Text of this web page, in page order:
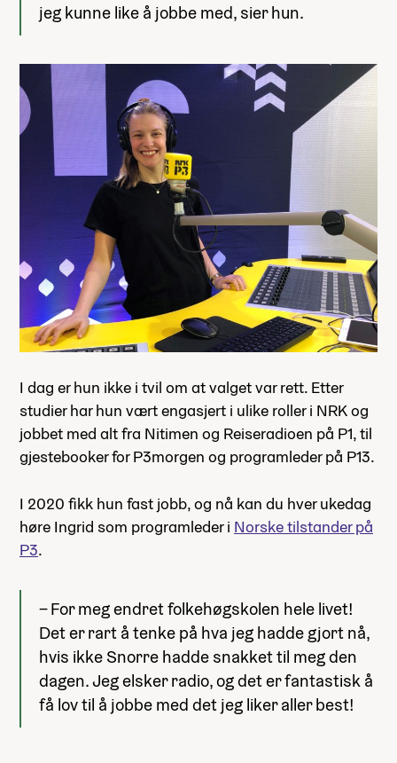
jeg kunne like å jobbe med, sier hun.
I dag er hun ikke i tvil om at valget var rett. Etter
studier har hun vært engasjert i ulike roller i NRK og
jobbet med alt fra Nitimen og Reiseradioen på P1, til
gjestebooker for P3morgen og programleder på P13.
I 2020 fikk hun fast jobb, og nå kan du hver ukedag
høre Ingrid som programleder i Norske tilstander på
P3.
– For meg endret folkehøgskolen hele livet!
Det er rart å tenke på hva jeg hadde gjort nå,
hvis ikke Snorre hadde snakket til meg den
dagen. Jeg elsker radio, og det er fantastisk å
få lov til å jobbe med det jeg liker aller best!